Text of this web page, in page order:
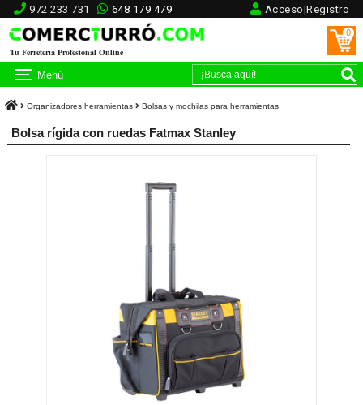
972 233 731 648 179 479 Acceso|Registro
Tu Ferretería Profesional Online
0
Menú
Organizadores herramientas Bolsas y mochilas para herramientas
Bolsa rígida con ruedas Fatmax Stanley